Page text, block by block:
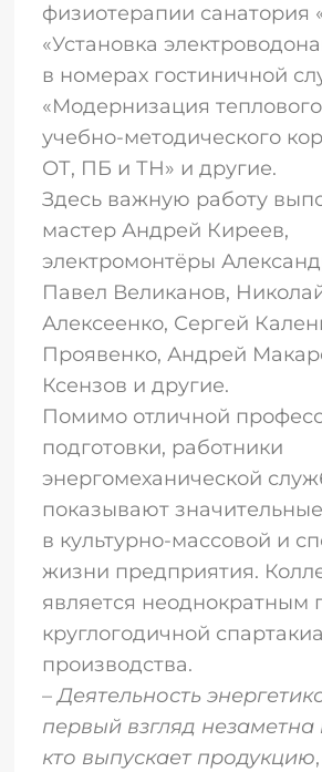
физиотерапии санатория
«Установка
в номерах гостиничной
«Модернизация
учебно-методического
ОТ, ПБ и ТН» и другие.
Здесь важную работу
мастер Андрей Киреев,
электромонтёры
Павел Великанов,
Алексеенко, Сергей
Проявенко, Андрей
Ксензов и другие.
Помимо отличной
подготовки, работники
энергомеханической
показывают
в культурно-массовой и
жизни предприятия.
является неоднократным
круглогодичной
производства.
–Деятельность
первый взгляд незаметна
кто выпускает продукцию